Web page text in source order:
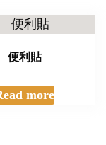
便利貼
more